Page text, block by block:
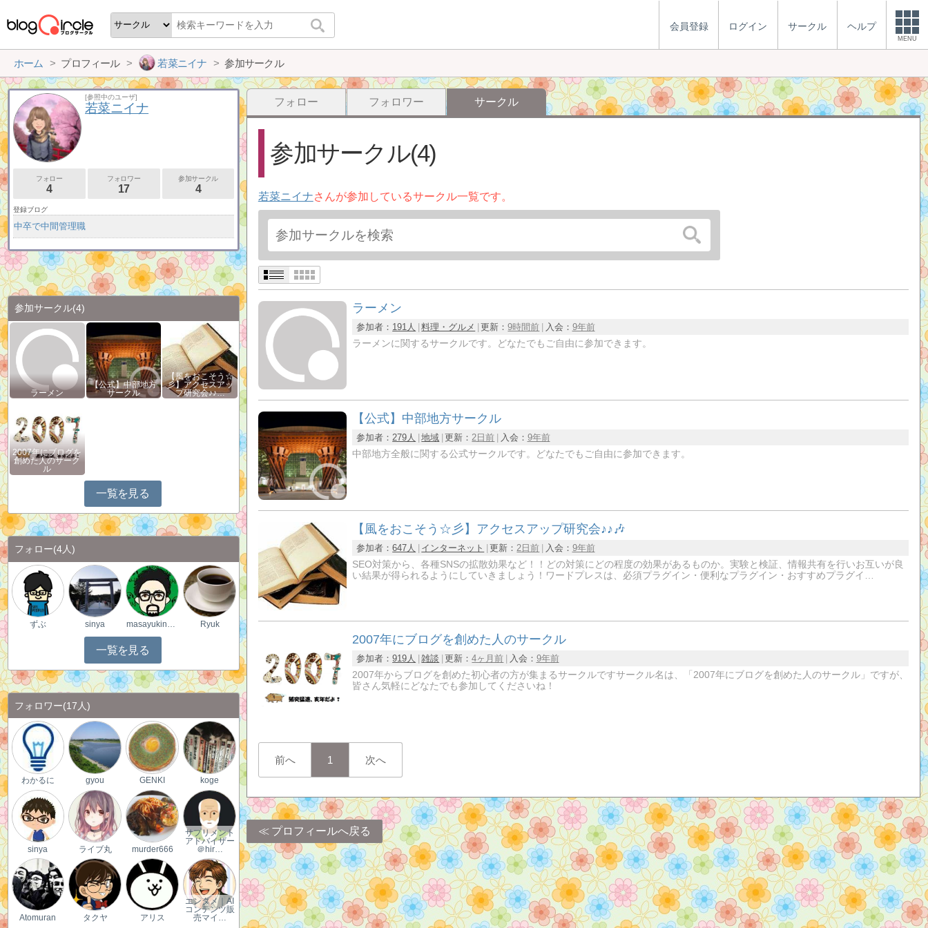
会員登録 ログイン サークル ヘルプ
MENU
ホーム プロフィール 若菜ニイナ 参加サークル
フォロー フォロワー サークル
参加サークル(4)
若菜ニイナさんが参加しているサークル一覧です。
ラーメン
参加者： 191人 料理・グルメ 更新：9時間前 入会： 9年前
ラーメンに関するサークルです。どなたでもご自由に参加できます。
【公式】中部地方サークル
参加者：279人 地域 更新：2日前 入会： 9年前
中部地方全般に関する公式サークルです。どなたでもご自由に参加できます。
【風をおこそう☆彡】アクセスアップ研究会♪♪🎶
参加者：647人 インターネット 更新：2日前 入会： 9年前
SEO対策から、各種SNSの拡散効果など！！どの対策にどの程度の効果があるものか。実験と検証、情報共有を行いお互いが良
い結果が得られるようにしていきましょう！ワードプレスは、必須プラグイン・便利なプラグイン・おすすめプラグイ…
2007年にブログを創めた人のサークル
参加者：919人 雑談 更新：4ヶ月前 入会： 9年前
2007年からブログを創めた初心者の方が集まるサークルですサークル名は、「2007年にブログを創めた人のサークル」ですが、
皆さん気軽にどなたでも参加してくださいね！
前へ 1 次へ
プロフィールへ戻る
[参照中のユーザ]
若菜ニイナ
フォロー
4
フォロワー
17
参加サークル
4
登録ブログ
中卒で中間管理職
参加サークル(4)
ラーメン
【公式】中部地方
サークル
【風をおこそう☆
彡】アクセスアッ
プ研究会♪♪…
2007年にブログを
創めた人のサーク
ル
一覧を見る
フォロー(4人)
ずぶ sinya Ryuk
一覧を見る
フォロワー(17人)
わかるに gyou GENKI koge
sinya ライブ丸 murder666
サプリメント
アドバイザー
＠hir…
Atomuran タクヤ アリス
エンタメ｜AI
コンテンツ販
売マイ…